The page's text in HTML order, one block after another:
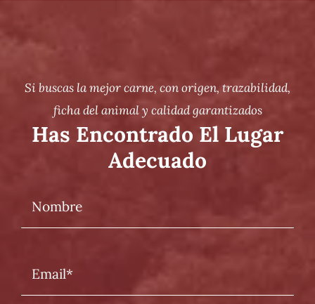
Si buscas la mejor carne, con origen, trazabilidad,
ficha del animal y calidad garantizados
Has Encontrado El Lugar
Adecuado